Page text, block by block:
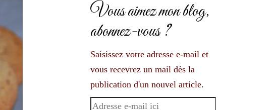
Vous aimez mon blog,
abonnez-vous ?
Saisissez votre adresse e-mail et
vous recevrez un mail dès la
publication d'un nouvel article.
Adresse